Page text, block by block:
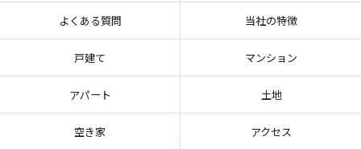
よくある質問 当社の特徴
戸建て マンション
アパート 土地
空き家 アクセス